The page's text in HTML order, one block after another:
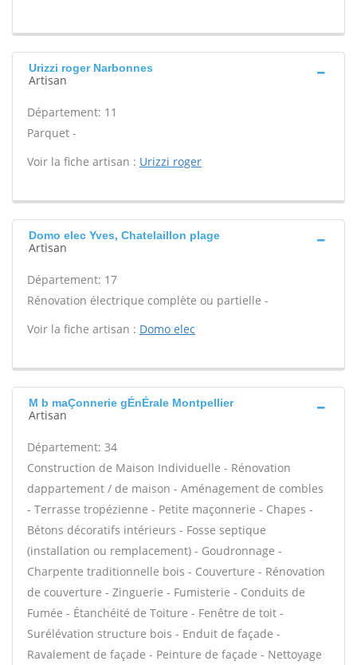
Urizzi roger Narbonnes
Artisan
Département: 11
Parquet -
Voir la fiche artisan : Urizzi roger
Domo elec Yves, Chatelaillon plage
Artisan
Département: 17
Rénovation électrique complète ou partielle -
Voir la fiche artisan : Domo elec
M b maÇonnerie gÉnÉrale Montpellier
Artisan
Département: 34
Construction de Maison Individuelle - Rénovation
dappartement / de maison - Aménagement de combles
- Terrasse tropézienne - Petite maçonnerie - Chapes -
Bétons décoratifs intérieurs - Fosse septique
(installation ou remplacement) - Goudronnage -
Charpente traditionnelle bois - Couverture - Rénovation
de couverture - Zinguerie - Fumisterie - Conduits de
Fumée - Étanchéité de Toiture - Fenêtre de toit -
Surélévation structure bois - Enduit de façade -
Ravalement de façade - Peinture de façade - Nettoyage